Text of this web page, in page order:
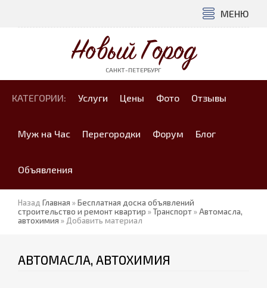
МЕНЮ
Новый Город
САНКТ-ПЕТЕРБУРГ
КАТЕГОРИИ: Услуги Цены Фото Отзывы
Муж на Час Перегородки Форум Блог
Объявления
Назад Главная »Бесплатная доска объявлений
строительство и ремонт квартир »Транспорт»Автомасла,
автохимия » Добавить материал
АВТОМАСЛА, АВТОХИМИЯ